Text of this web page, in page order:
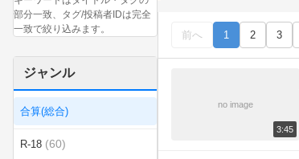
部分一致、タグ/投稿者IDは完全
一致で絞り込みます。
ジャンル
合算(総合)
R-18 (60)
前へ 1 2 3
no image
3:45